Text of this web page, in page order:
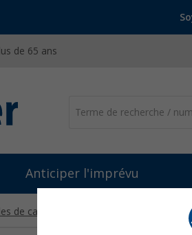
de 65 ans
Anticiper l'imprévu
de camping